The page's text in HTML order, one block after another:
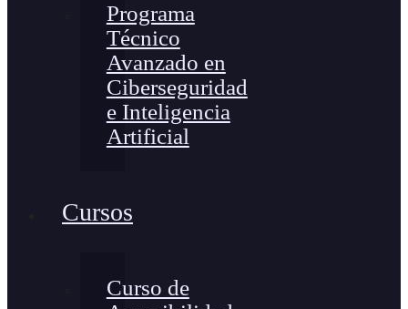
Programa
Técnico
Avanzado en
Ciberseguridad
e Inteligencia
Artificial
Cursos
Curso de